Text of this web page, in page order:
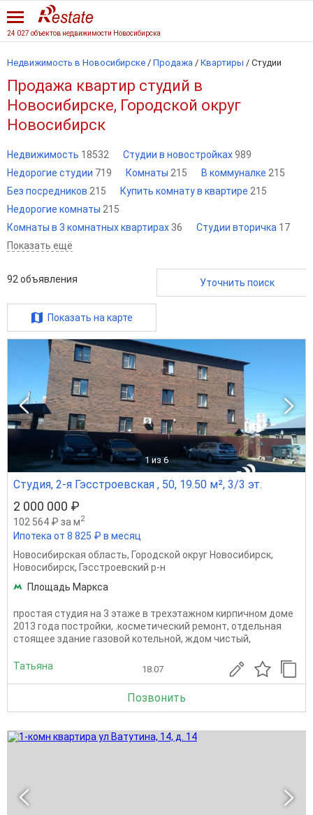
24 027 объектов недвижимости Новосибирска
Недвижимость в Новосибирске / Продажа / Квартиры / Студии
Продажа квартир студий в
Новосибирске, Городской округ
Новосибирск
Недвижимость 18532 Студии в новостройках989
Недорогие студии 719 Комнаты 215 В коммуналке 215
Без посредников 215 Купить комнату в квартире 215
Недорогие комнаты 215
Комнаты в 3 комнатных квартирах 36 Студии вторичка 17
Показать ещё
92 объявления Уточнить поиск
Показать на карте
1 из 6
Студия, 2-я Гэсстроевская , 50, 19.50 м², 3/3 эт.
2 000 000 ₽
102 564 ₽ за м2
Ипотека от 8 825 ₽ в месяц
Новосибирская область, Городской округ Новосибирск,
Новосибирск, Гэсстроевский р-н
Площадь Маркса
простая студия на 3 этаже в трехэтажном кирпичном доме
2013 года постройки, .косметический ремонт, отдельная
стоящее здание газовой котельной, ждом чистый,
Татьяна 18.07
Позвонить